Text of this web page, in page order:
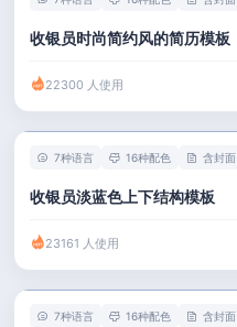
收银员时尚简约风的简历模板
22300 人使用
7种语言 16种配色 含封面
收银员淡蓝色上下结构模板
23161 人使用
7种语言 16种配色 含封面